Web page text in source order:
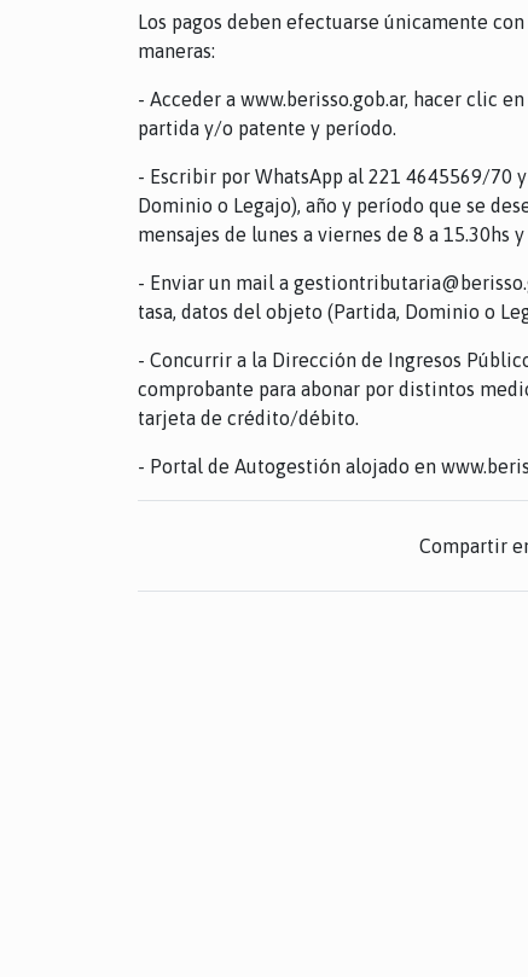
Los pagos deben efectuarse únicamente
maneras:
- Acceder a www.berisso.gob.ar, hacer clic
partida y/o patente y período.
- Escribir por WhatsApp al 221 4645569/70
Dominio o Legajo), año y período que se
mensajes de lunes a viernes de 8 a 15.30hs y
- Enviar un mail a
tasa, datos del objeto (Partida, Dominio o
- Concurrir a la Dirección de Ingresos
comprobante para abonar por distintos
tarjeta de crédito/débito.
- Portal de Autogestión alojado en
Compartir